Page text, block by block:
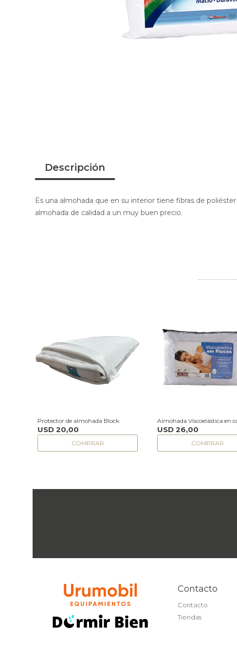
Descripción
Es una almohada que en su interior tiene fibras de
almohada de calidad a un muy buen precio.
Protector de almohada Block
USD 20,00
Almohada Viscoelástica en
USD 26,00
Contacto
Contacto
Tiendas